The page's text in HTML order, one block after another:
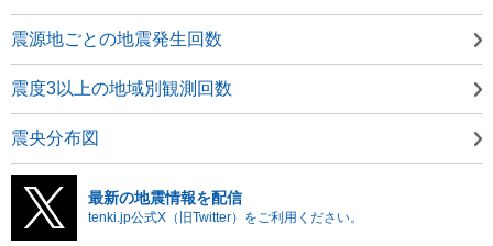
震源地ごとの地震発生回数
震度3以上の地域別観測回数
震央分布図
最新の地震情報を配信
tenki.jp公式X（旧Twitter）をご利用ください。